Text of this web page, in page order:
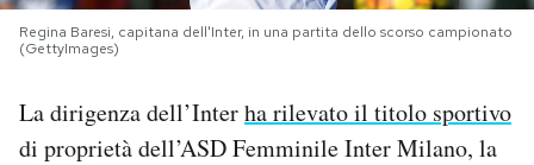
NEWSLETTER
I MIEI PREFERITI
Regina Baresi, capitana dell'Inter, in una partita dello scorso campionato
(GettyImages)
La dirigenza dell’Interha rilevato il titolo sportivo
di proprietà dell’ASD Femminile Inter Milano, la